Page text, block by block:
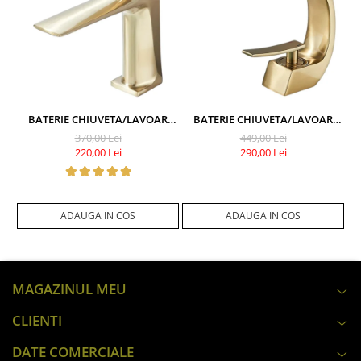
BATERIE CHIUVETA/LAVOAR
BAIE BISDESIGN®, MATERIAL
PREMIUM, STIL MODERN,
FINISAJ AURIU MAT,
DIMENSIUNE 17 CM
370,00 Lei
220,00 Lei
ADAUGA IN COS
BATERIE CHIUVETA/LAVOAR
BAIE BISDESIGN®, FINISAJ
AURIU MAT, MODEL LEBADA,
449,00 Lei
290,00 Lei
ADAUGA IN COS
MAGAZINUL MEU
CLIENTI
DATE COMERCIALE